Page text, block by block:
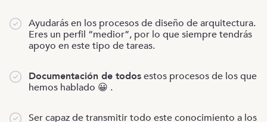
Ayudarás en los procesos de diseño de arquitectura.
Eres un perfil “medior”, por lo que siempre tendrás
apoyo en este tipo de tareas.
Documentación de todosestos procesos de los que
hemos hablado 😀 .
Ser capaz de transmitir todo este conocimiento a los